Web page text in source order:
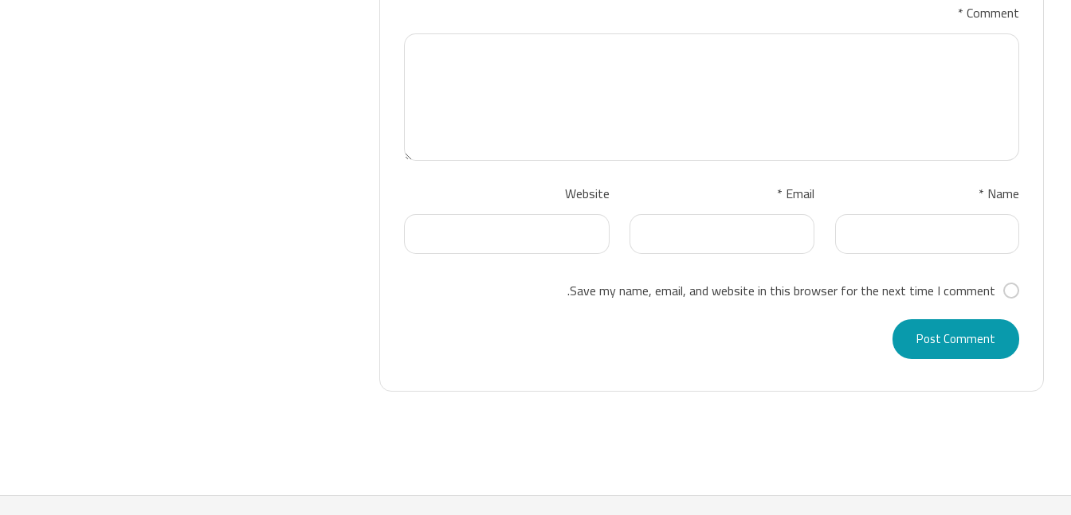
Comment
*
Name
*
Email
*
Website
Save my name, email, and website in this browser for the next time I comment.
Post Comment